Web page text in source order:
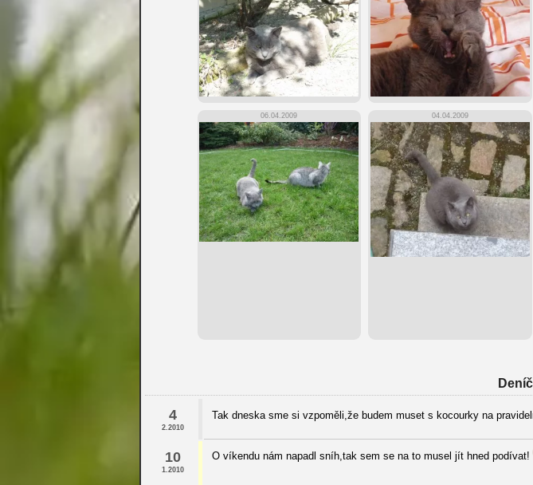
06.04.2009 04.04.2009
4
2.2010
Tak dneska sme si vzpoměli,že budem muset s kocourky na
10
1.2010
O víkendu nám napadl sníh,tak sem se na to musel jít hned podívat!